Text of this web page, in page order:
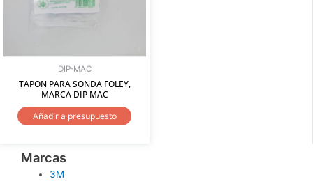
DIP-MAC
TAPON PARA SONDA FOLEY,
MARCA DIP MAC
Añadir a presupuesto
Marcas
3M